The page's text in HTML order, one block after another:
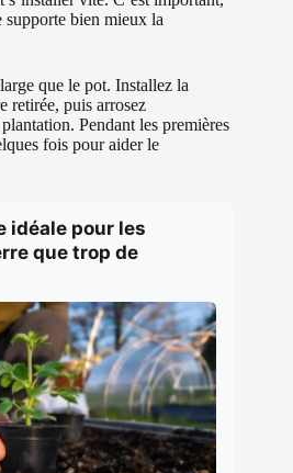
supporte bien mieux la
que le pot. Installez la
retirée, puis arrosez
Pendant les premières
fois pour aider le
idéale pour les
que trop de